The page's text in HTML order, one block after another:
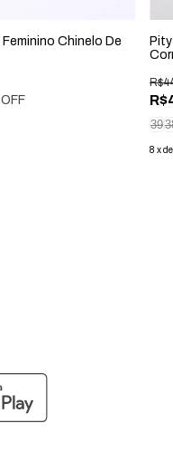
Chinelo De
39
8 xde